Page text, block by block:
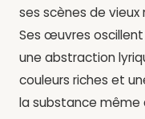
ses scènes de
Ses œuvres
une abstraction
couleurs riches et
la substance même